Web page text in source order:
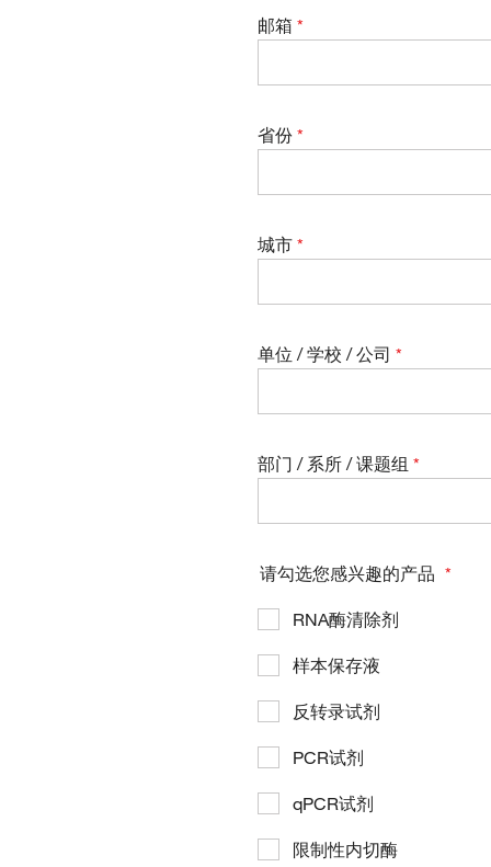
邮箱
省份
城市
单位 / 学校 / 公司
部门 / 系所 / 课题组
请勾选您感兴趣的产品
RNA酶清除剂
样本保存液
反转录试剂
PCR试剂
qPCR试剂
限制性内切酶